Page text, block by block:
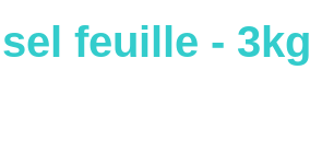
feuille - 3kg